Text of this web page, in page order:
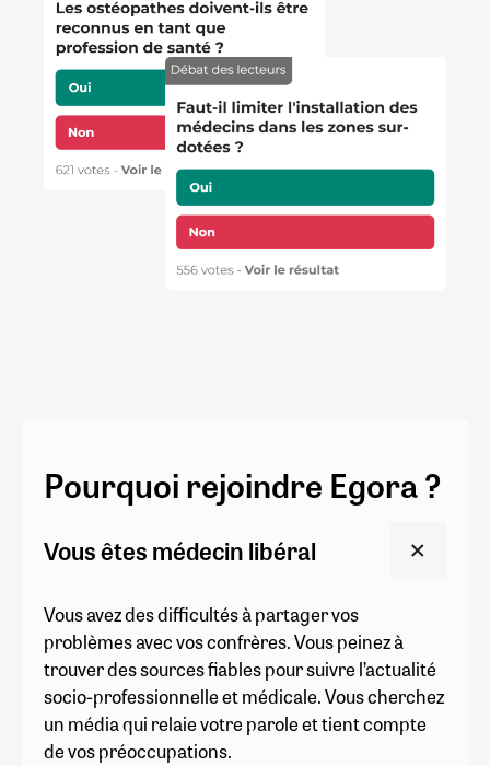
Pourquoi rejoindre Egora ?
Vous êtes médecin libéral
Vous avez des difficultés à partager vos
problèmes avec vos confrères. Vous peinez à
trouver des sources fiables pour suivre l’actualité
socio-professionnelle et médicale. Vous cherchez
un média qui relaie votre parole et tient compte
de vos préoccupations.